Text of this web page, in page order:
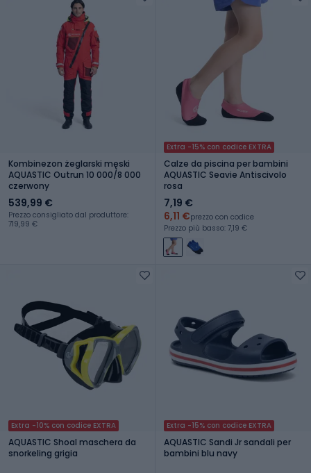
Kombinezon żeglarski męski
AQUASTIC Outrun 10 000/8 000
czerwony
539,99 €
Prezzo consigliato dal produttore:
719,99 €
Extra -15% con codice EXTRA
Calze da piscina per bambini
AQUASTIC Seavie Antiscivolo
rosa
7,19 €
6,11 €prezzo con codice
Prezzo più basso: 7,19 €
Extra -10% con codice EXTRA
AQUASTIC Shoal maschera da
snorkeling grigia
Extra -15% con codice EXTRA
AQUASTIC Sandi Jr sandali per
bambini blu navy